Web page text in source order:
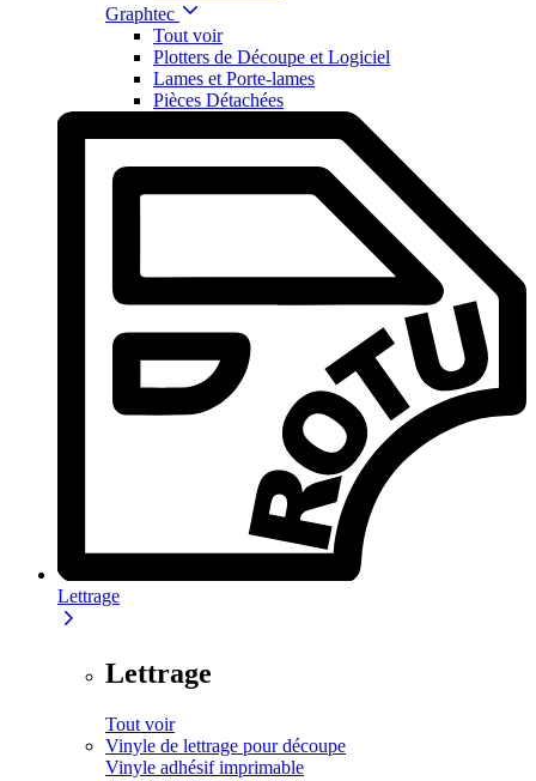
Graphtec
Tout voir
Plotters de Découpe et Logiciel
Lames et Porte-lames
Pièces Détachées
Lettrage
Lettrage
Tout voir
Vinyle de lettrage pour découpe
Vinyle adhésif imprimable